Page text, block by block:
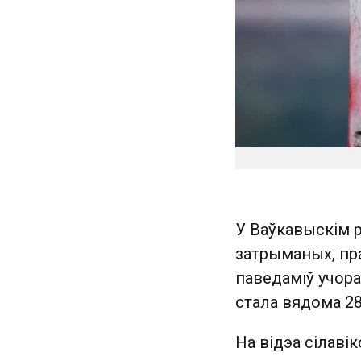
У Ваўкавыскім
затрыманых,
паведаміў
стала вядома
На відэа